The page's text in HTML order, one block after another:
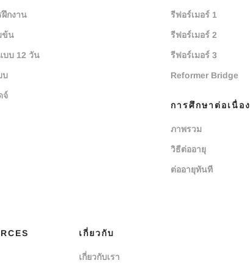
ฝึกงาน
ข้น
บบ 12 วัน
บ
จ์
รีฟอร์เมอร์ 1
รีฟอร์เมอร์ 2
รีฟอร์เมอร์ 3
Reformer Bridge
การศึกษาต่อเนื่อง
ภาพรวม
วิธีต่ออายุ
ต่ออายุทันที
เกี่ยวกับ
เกี่ยวกับเรา